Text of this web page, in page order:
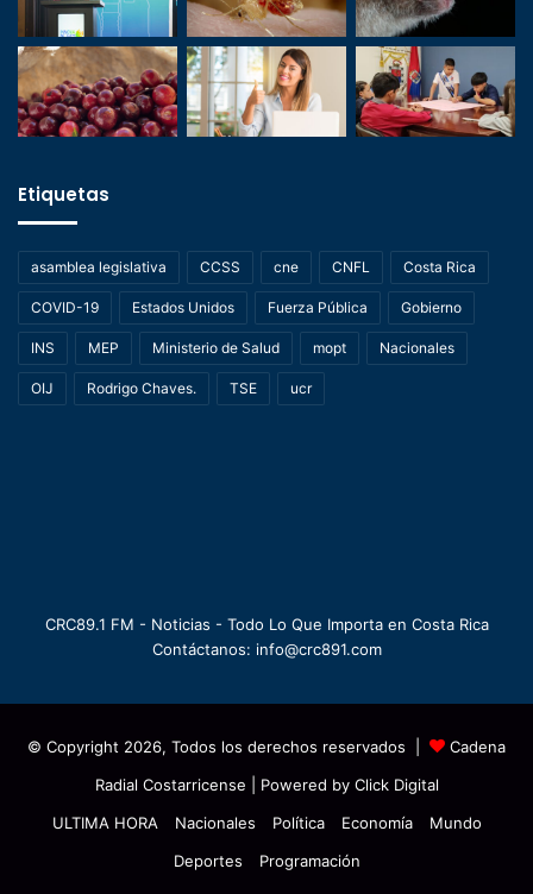
Etiquetas
asamblea legislativa CCSS cne CNFL Costa Rica
COVID-19 Estados Unidos Fuerza Pública Gobierno
INS MEP Ministerio de Salud mopt Nacionales
OIJ Rodrigo Chaves. TSE ucr
CRC89.1 FM - Noticias - Todo Lo Que Importa en Costa Rica
Contáctanos: info@crc891.com
© Copyright 2026, Todos los derechos reservados |
Cadena
Radial Costarricense | Powered by Click Digital
ULTIMA HORA
Nacionales Política Economía
Mundo
Deportes
Programación